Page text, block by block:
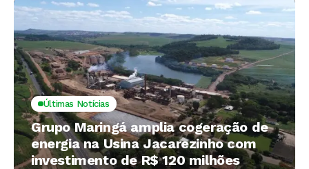
Últimas Notícias
Grupo Maringá amplia cogeração de
energia na Usina Jacarezinho com
investimento de R$ 120 milhões